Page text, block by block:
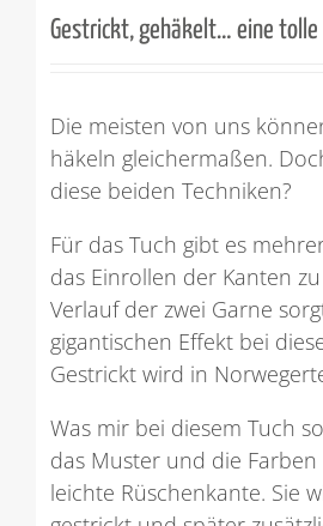
Gestrickt, gehäkelt… eine tolle
Die meisten von uns
häkeln gleichermaßen.
diese beiden Techniken?
Für das Tuch gibt es
das Einrollen der Kanten
Verlauf der zwei Garne
gigantischen Effekt bei
Gestrickt wird in
Was mir bei diesem Tuch
das Muster und die
leichte Rüschenkante. Sie